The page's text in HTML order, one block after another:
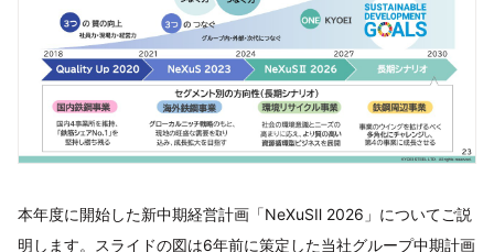
本年度に開始した新中期経営計画「NeXuSⅡ 2026」についてご説
明します。スライドの図は6年前に策定した当社グループ中期計画